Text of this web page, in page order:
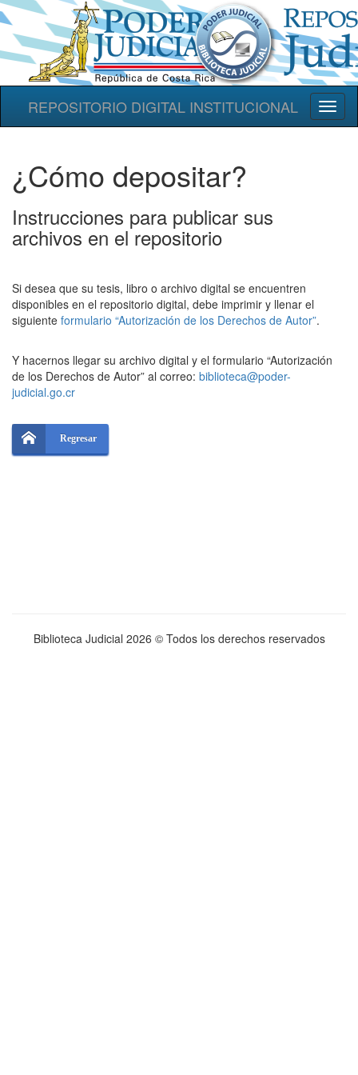
REPOSITORIO DIGITAL INSTITUCIONAL
¿Cómo depositar?
Instrucciones para publicar sus
archivos en el repositorio
Si desea que su tesis, libro o archivo digital se encuentren
disponibles en el repositorio digital, debe imprimir y llenar el
siguiente formulario “Autorización de los Derechos de Autor”.
Y hacernos llegar su archivo digital y el formulario “Autorización
de los Derechos de Autor” al correo: biblioteca@poder-
judicial.go.cr
Regresar
Biblioteca Judicial 2026 © Todos los derechos reservados